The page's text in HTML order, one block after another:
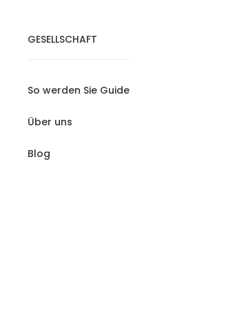
GESELLSCHAFT
So werden Sie Guide
Über uns
Blog